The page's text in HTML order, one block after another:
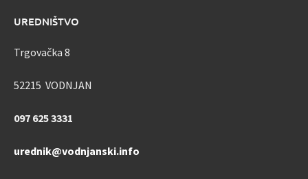
UREDNIŠTVO
Trgovačka 8
52215 VODNJAN
097 625 3331
urednik@vodnjanski.info